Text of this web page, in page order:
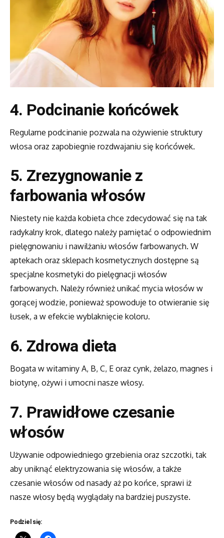
4. Podcinanie końcówek
Regularne podcinanie pozwala na ożywienie struktury
włosa oraz zapobiegnie rozdwajaniu się końcówek.
5. Zrezygnowanie z
farbowania włosów
Niestety nie każda kobieta chce zdecydować się na tak
radykalny krok, dlatego należy pamiętać o odpowiednim
pielęgnowaniu i nawilżaniu włosów farbowanych. W
aptekach oraz sklepach kosmetycznych dostępne są
specjalne kosmetyki do pielęgnacji włosów
farbowanych. Należy również unikać mycia włosów w
gorącej wodzie, ponieważ spowoduje to otwieranie się
łusek, a w efekcie wyblaknięcie koloru.
6. Zdrowa dieta
Bogata w witaminy A, B, C, E oraz cynk, żelazo, magnes i
biotynę, ożywi i umocni nasze włosy.
7. Prawidłowe czesanie
włosów
Używanie odpowiedniego grzebienia oraz szczotki, tak
aby uniknąć elektryzowania się włosów, a także
czesanie włosów od nasady aż po końce, sprawi iż
nasze włosy będą wyglądały na bardziej puszyste.
Podziel się: